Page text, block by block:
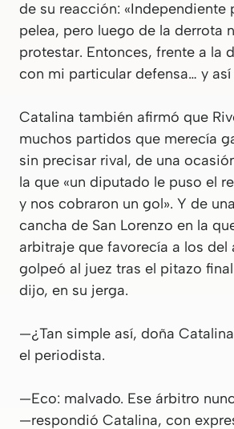
de su reacción: «Independiente
pelea, pero luego de la derrota
protestar. Entonces, frente a la
con mi particular defensa… y así
Catalina también afirmó que
muchos partidos que merecía
sin precisar rival, de una
la que «un diputado le puso el
y nos cobraron un gol». Y de
cancha de San Lorenzo en la
arbitraje que favorecía a los del
golpeó al juez tras el pitazo final.
dijo, en su jerga.
—¿Tan simple así, doña
el periodista.
—Eco: malvado. Ese árbitro
—respondió Catalina, con